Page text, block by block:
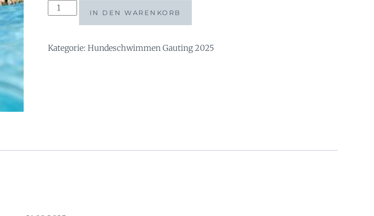
tauchsucht20250927_173532
IN DEN WARENKORB
Kategorie: Hundeschwimmen Gauting 2025